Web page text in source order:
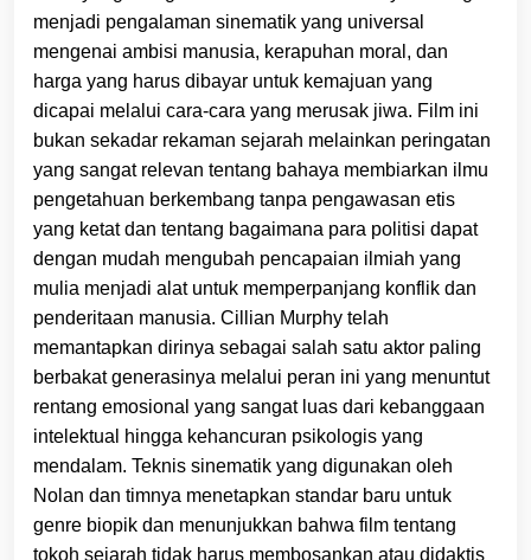
menjadi pengalaman sinematik yang universal
mengenai ambisi manusia, kerapuhan moral, dan
harga yang harus dibayar untuk kemajuan yang
dicapai melalui cara-cara yang merusak jiwa. Film ini
bukan sekadar rekaman sejarah melainkan peringatan
yang sangat relevan tentang bahaya membiarkan ilmu
pengetahuan berkembang tanpa pengawasan etis
yang ketat dan tentang bagaimana para politisi dapat
dengan mudah mengubah pencapaian ilmiah yang
mulia menjadi alat untuk memperpanjang konflik dan
penderitaan manusia. Cillian Murphy telah
memantapkan dirinya sebagai salah satu aktor paling
berbakat generasinya melalui peran ini yang menuntut
rentang emosional yang sangat luas dari kebanggaan
intelektual hingga kehancuran psikologis yang
mendalam. Teknis sinematik yang digunakan oleh
Nolan dan timnya menetapkan standar baru untuk
genre biopik dan menunjukkan bahwa film tentang
tokoh sejarah tidak harus membosankan atau didaktis